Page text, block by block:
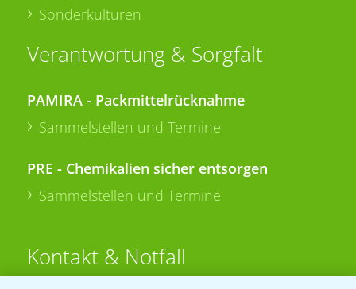
Sonderkulturen
Verantwortung & Sorgfalt
PAMIRA - Packmittelrücknahme
Sammelstellen und Termine
PRE - Chemikalien sicher entsorgen
Sammelstellen und Termine
Kontakt & Notfall